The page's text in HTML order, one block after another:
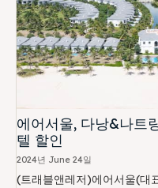
에어서울, 다낭&나트
텔 할인
2024년 June 24일
(트래블앤레저)에어서울(대